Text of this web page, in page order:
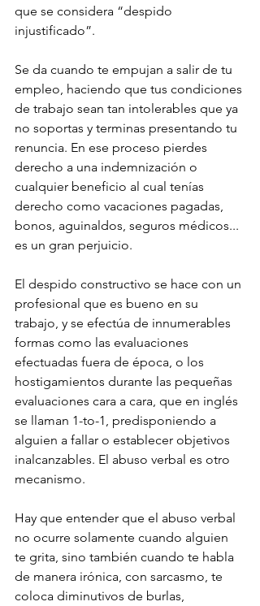
que se considera “despido
injustificado”.
Se da cuando te empujan a salir de tu
empleo, haciendo que tus condiciones
de trabajo sean tan intolerables que ya
no soportas y terminas presentando tu
renuncia. En ese proceso pierdes
derecho a una indemnización o
cualquier beneficio al cual tenías
derecho como vacaciones pagadas,
bonos, aguinaldos, seguros médicos...
es un gran perjuicio.
El despido constructivo se hace con un
profesional que es bueno en su
trabajo, y se efectúa de innumerables
formas como las evaluaciones
efectuadas fuera de época, o los
hostigamientos durante las pequeñas
evaluaciones cara a cara, que en inglés
se llaman 1-to-1, predisponiendo a
alguien a fallar o establecer objetivos
inalcanzables. El abuso verbal es otro
mecanismo.
Hay que entender que el abuso verbal
no ocurre solamente cuando alguien
te grita, sino también cuando te habla
de manera irónica, con sarcasmo, te
coloca diminutivos de burlas,